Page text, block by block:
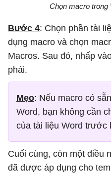
Chọn macro trong
Bước 4: Chọn phần tài
dụng macro và chọn
Macros. Sau đó, nhấp
phải.
Mẹo: Nếu macro có
Word, bạn không cần
của tài liệu Word trước
Cuối cùng, còn một điều
đã được áp dụng cho